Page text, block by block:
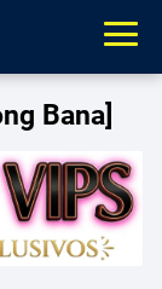
Bana]